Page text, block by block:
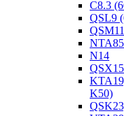
C8.3
QSL9
N14
K50)